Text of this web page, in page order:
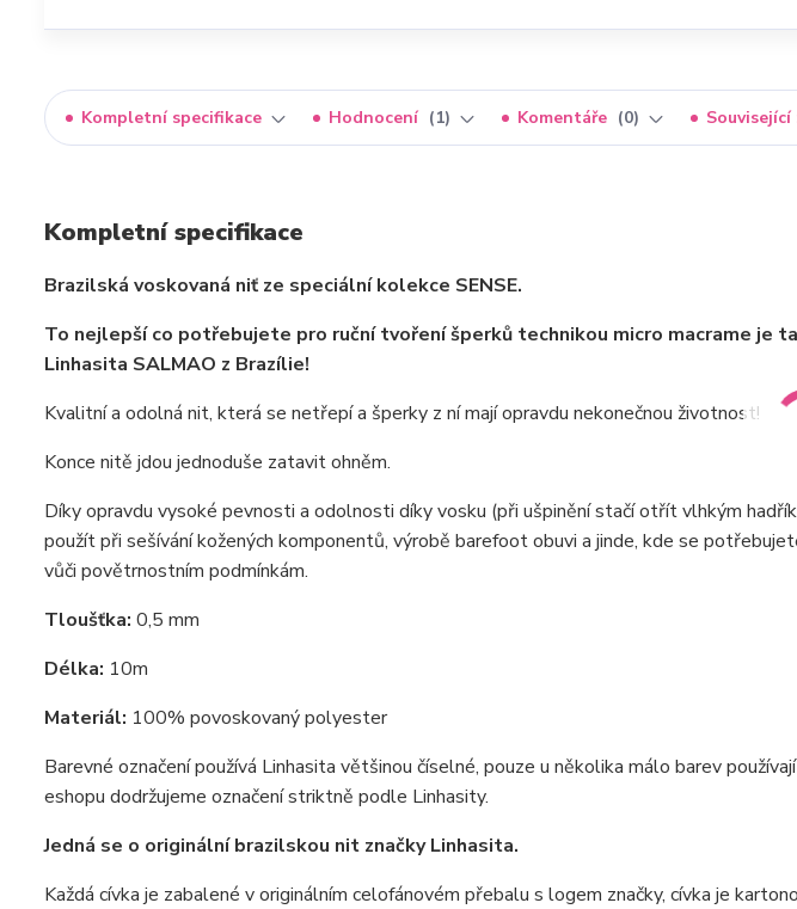
Kompletní specifikace Hodnocení 1 Komentáře 0 Související
Kompletní specifikace
Brazilská voskovaná niť ze speciální kolekce SENSE.
To nejlepší co potřebujete pro ruční tvoření šperků technikou micro macrame je
Linhasita SALMAO z Brazílie!
Kvalitní a odolná nit, která se netřepí a šperky z ní mají opravdu nekonečnou životnost!
Konce nitě jdou jednoduše zatavit ohněm.
Díky opravdu vysoké pevnosti a odolnosti díky vosku (při ušpinění stačí otřít vlhkým
použít při sešívání kožených komponentů, výrobě barefoot obuvi a jinde, kde se
vůči povětrnostním podmínkám.
Tloušťka: 0,5 mm
Délka: 10m
Materiál: 100% povoskovaný polyester
Barevné označení používá Linhasita většinou číselné, pouze u několika málo barev
eshopu dodržujeme označení striktně podle Linhasity.
Jedná se o originální brazilskou nit značky Linhasita.
Každá cívka je zabalené v originálním celofánovém přebalu s logem značky, cívka je